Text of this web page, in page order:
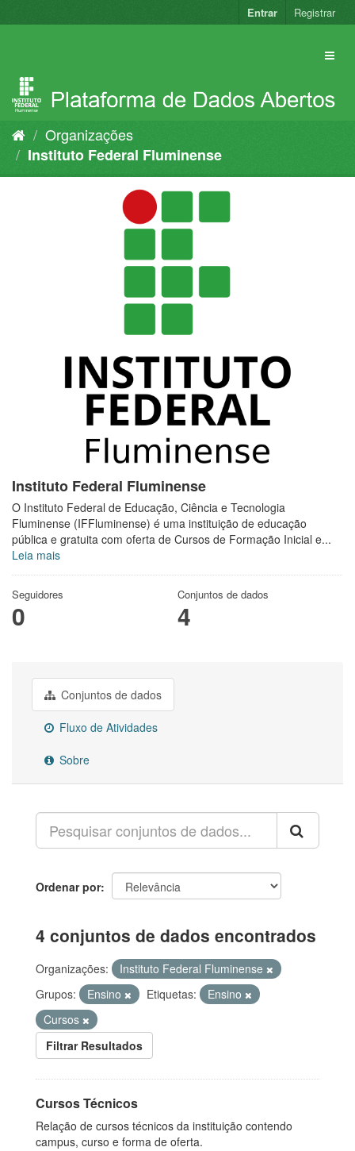
para
Entrar Registrar
Organizações
Instituto Federal Fluminense
Instituto Federal Fluminense
O Instituto Federal de Educação, Ciência e Tecnologia
Fluminense (IFFluminense) é uma instituição de educação
pública e gratuita com oferta de Cursos de Formação Inicial e...
Leia mais
Seguidores
0
Conjuntos de dados
4
Conjuntos de dados
Fluxo de Atividades
Sobre
Ordenar por
4 conjuntos de dados encontrados
Organizações:
Instituto Federal Fluminense
Grupos:
Ensino Etiquetas:
Ensino
Cursos
Filtrar Resultados
Cursos Técnicos
Relação de cursos técnicos da instituição contendo
campus, curso e forma de oferta.